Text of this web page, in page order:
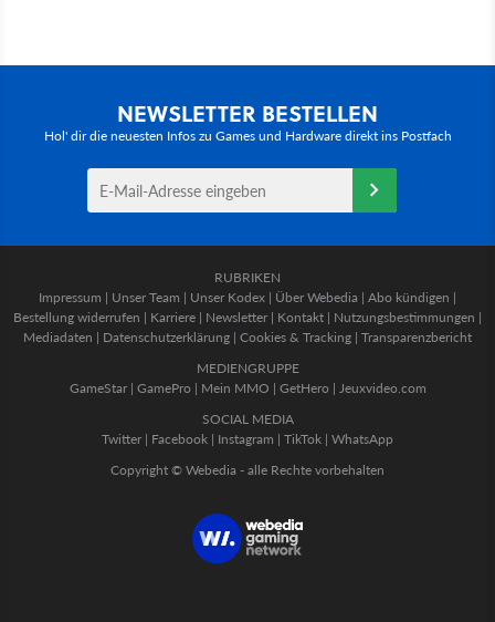
NEWSLETTER BESTELLEN
Hol' dir die neuesten Infos zu Games und Hardware direkt ins Postfach
RUBRIKEN
Impressum | Unser Team | Unser Kodex | Über Webedia | Abo kündigen |
Bestellung widerrufen | Karriere | Newsletter | Kontakt | Nutzungsbestimmungen |
Mediadaten | Datenschutzerklärung | Cookies & Tracking | Transparenzbericht
MEDIENGRUPPE
GameStar| GamePro | Mein MMO | GetHero | Jeuxvideo.com
SOCIAL MEDIA
Twitter | Facebook | Instagram | TikTok | WhatsApp
Copyright © Webedia - alle Rechte vorbehalten